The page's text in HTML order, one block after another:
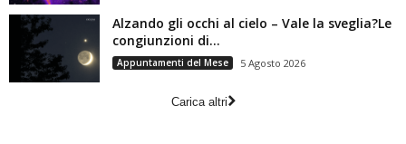
Alzando gli occhi al cielo – Vale la sveglia?Le
congiunzioni di...
Appuntamenti del Mese 5 Agosto 2026
Carica altri